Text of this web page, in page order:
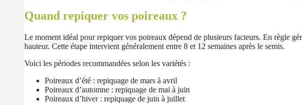
Quand repiquer vos poireaux ?
Le moment idéal pour repiquer vos poireaux dépend de plusieurs facteurs. En règle
hauteur. Cette étape intervient généralement entre 8 et 12 semaines après le semis.
Voici les périodes recommandées selon les variétés :
Poireaux d’été : repiquage de mars à avril
Poireaux d’automne : repiquage de mai à juin
Poireaux d’hiver : repiquage de juin à juillet